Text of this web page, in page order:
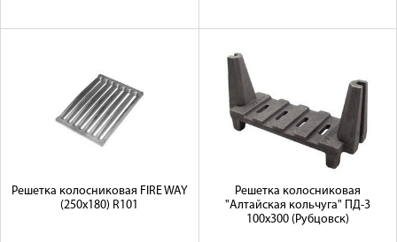
Решетка колосниковая FIRE WAY
(250х180) R101
Решетка колосниковая
"Алтайская кольчуга" ПД-3
100х300 (Рубцовск)